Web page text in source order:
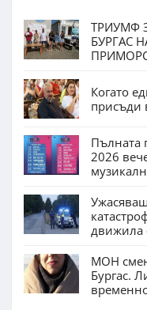
ТРИУМФ
БУРГАС
Когато
присъди
Пълната
2026
движила
МОН
Бургас.